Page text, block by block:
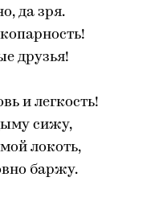
да зря.
друзья!
и легкость!
сижу,
локоть,
баржу.